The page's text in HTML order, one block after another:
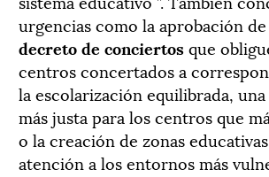
urgencias como la aprobación
decreto de conciertosque
centros concertados a
la escolarización equilibrada,
más justa para los centros que
o la creación de zonas
atención a los entornos más